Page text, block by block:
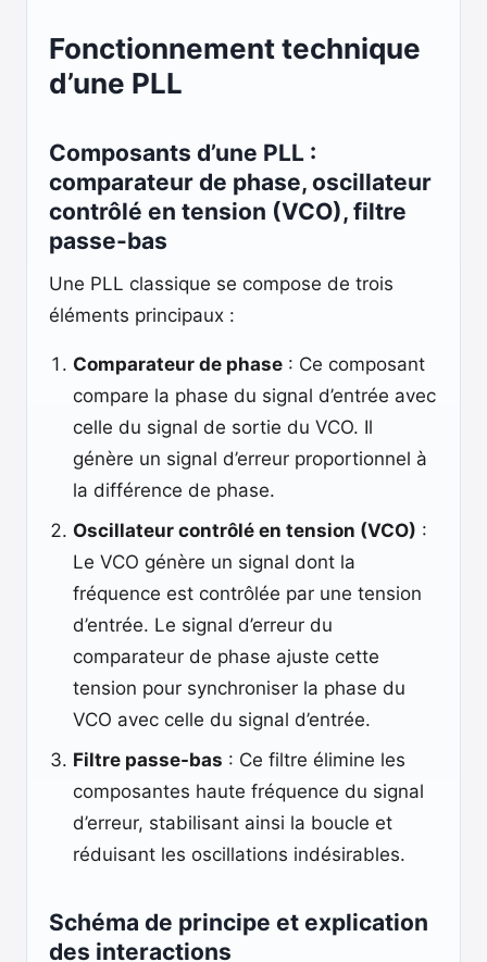
Fonctionnement technique
d’une PLL
Composants d’une PLL :
comparateur de phase, oscillateur
contrôlé en tension (VCO), filtre
passe-bas
Une PLL classique se compose de trois
éléments principaux :
Comparateur de phase : Ce composant
compare la phase du signal d’entrée avec
celle du signal de sortie du VCO. Il
génère un signal d’erreur proportionnel à
la différence de phase.
Oscillateur contrôlé en tension (VCO) :
Le VCO génère un signal dont la
fréquence est contrôlée par une tension
d’entrée. Le signal d’erreur du
comparateur de phase ajuste cette
tension pour synchroniser la phase du
VCO avec celle du signal d’entrée.
Filtre passe-bas : Ce filtre élimine les
composantes haute fréquence du signal
d’erreur, stabilisant ainsi la boucle et
réduisant les oscillations indésirables.
Schéma de principe et explication
des interactions